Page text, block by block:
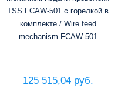
TSS FCAW-501 с горелкой в
комплекте / Wire feed
mechanism FCAW-501
125 515,04 руб.